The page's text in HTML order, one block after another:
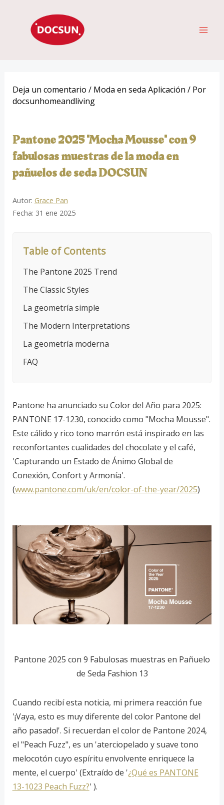
contenido
Deja un comentario / Moda en seda Aplicación / Por
docsunhomeandliving
Pantone 2025 "Mocha Mousse" con 9
fabulosas muestras de la moda en
pañuelos de seda DOCSUN
Autor: Grace Pan
Fecha: 31 ene 2025
Table of Contents
The Pantone 2025 Trend
The Classic Styles
La geometría simple
The Modern Interpretations
La geometría moderna
FAQ
Pantone ha anunciado su Color del Año para 2025:
PANTONE 17-1230, conocido como "Mocha Mousse".
Este cálido y rico tono marrón está inspirado en las
reconfortantes cualidades del chocolate y el café,
'Capturando un Estado de Ánimo Global de
Conexión, Confort y Armonía'.
(www.pantone.com/uk/en/color-of-the-year/2025)
Pantone 2025 con 9 Fabulosas muestras en Pañuelo
de Seda Fashion 13
Cuando recibí esta noticia, mi primera reacción fue
'¡Vaya, esto es muy diferente del color Pantone del
año pasado!'. Si recuerdan el color de Pantone 2024,
el "Peach Fuzz", es un 'aterciopelado y suave tono
melocotón cuyo espíritu envolvente enriquece la
mente, el cuerpo' (Extraído de '¿Qué es PANTONE
13-1023 Peach Fuzz?' ).